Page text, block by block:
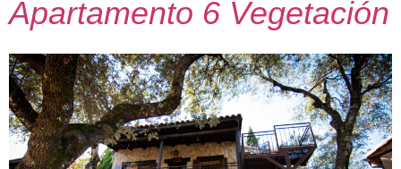
Apartamento 6 Vegetación